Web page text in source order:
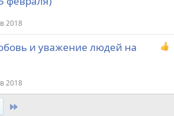
2018
и уважение людей на
2018